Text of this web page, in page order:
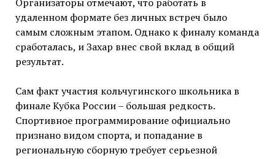
удаленном формате без личных встреч было
самым сложным этапом. Однако к финалу команда
сработалась, и Захар внес свой вклад в общий
результат.
Сам факт участия кольчугинского школьника в
финале Кубка России – большая редкость.
Спортивное программирование официально
признано видом спорта, и попадание в
региональную сборную требует серьезной